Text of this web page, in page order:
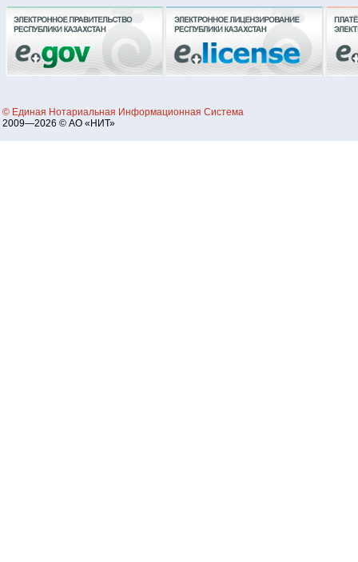
© Единая Нотариальная Информационная Система
2009—2026 © АО «НИТ»